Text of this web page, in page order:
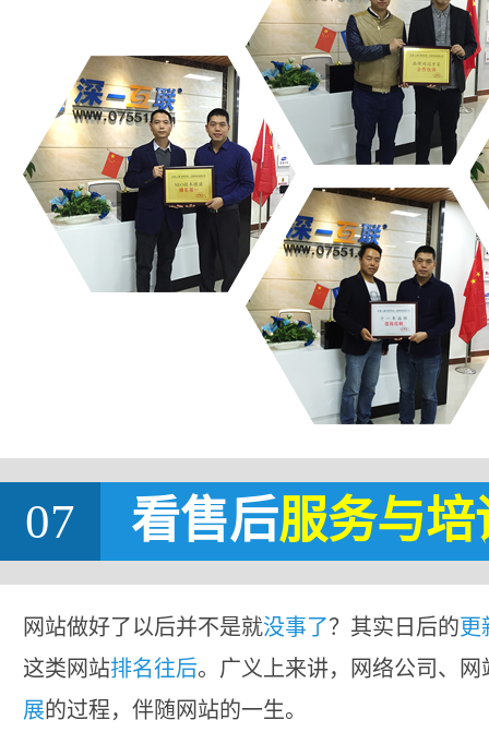
07 看售后服务与培
网站做好了以后并不是就没事了？其实日后的更
这类网站排名往后。广义上来讲，网络公司、
展的过程，伴随网站的一生。